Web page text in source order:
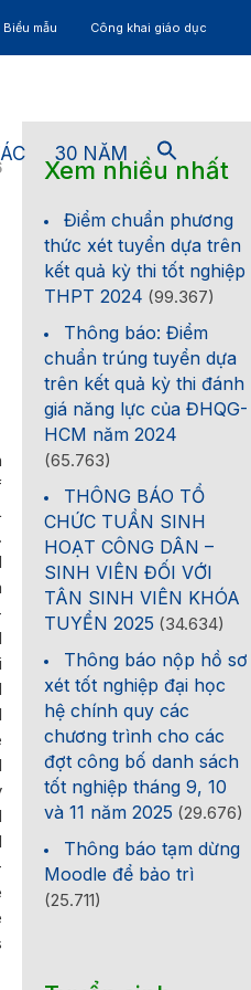
mẫu Công khai giáo dục
30 NĂM
Xem nhiều nhất
Điểm chuẩn phương
thức xét tuyển dựa trên
kết quả kỳ thi tốt nghiệp
THPT 2024 (99.367)
Thông báo: Điểm
chuẩn trúng tuyển dựa
trên kết quả kỳ thi đánh
giá năng lực của ĐHQG-
HCM năm 2024
(65.763)
THÔNG BÁO TỔ
CHỨC TUẦN SINH
HOẠT CÔNG DÂN –
SINH VIÊN ĐỐI VỚI
TÂN SINH VIÊN KHÓA
TUYỂN 2025 (34.634)
Thông báo nộp hồ sơ
xét tốt nghiệp đại học
hệ chính quy các
chương trình cho các
đợt công bố danh sách
tốt nghiệp tháng 9, 10
và 11 năm 2025 (29.676)
Thông báo tạm dừng
Moodle để bảo trì
(25.711)